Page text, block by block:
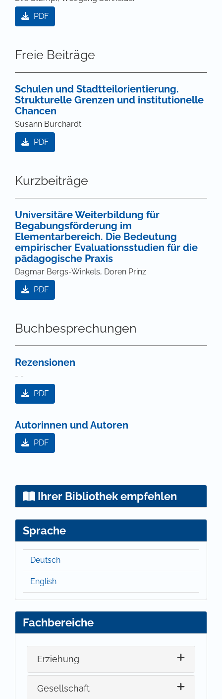
PDF
Freie Beiträge
Schulen und Stadtteilorientierung.
Strukturelle Grenzen und institutionelle
Chancen
Susann Burchardt
PDF
Kurzbeiträge
Universitäre Weiterbildung für
Begabungsförderung im
Elementarbereich. Die Bedeutung
empirischer Evaluationsstudien für die
pädagogische Praxis
Dagmar Bergs-Winkels, Doren Prinz
PDF
Buchbesprechungen
Rezensionen
- -
PDF
Autorinnen und Autoren
PDF
Ihrer Bibliothek empfehlen
Sprache
Deutsch
English
Fachbereiche
Erziehung
Gesellschaft